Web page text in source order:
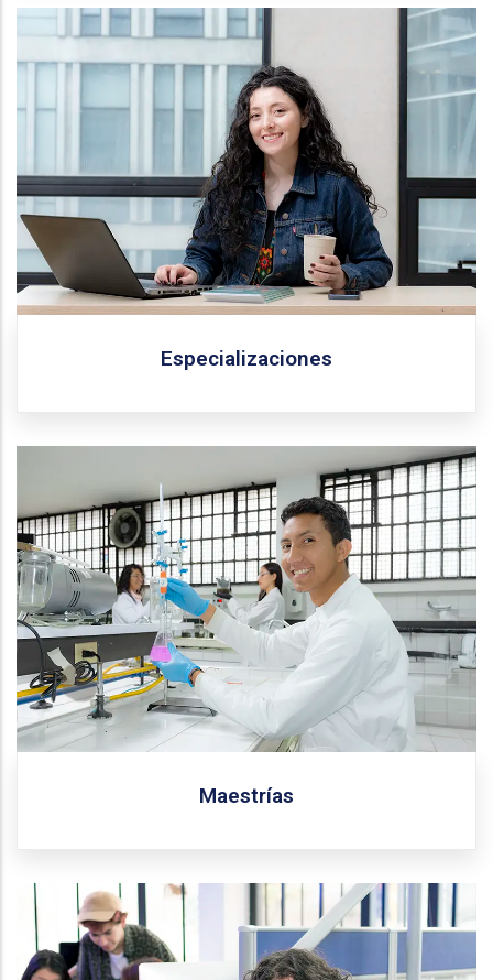
Especializaciones
Conoce todos los programas de especialización que
ofrece la Universidad Central.
Más información
Maestrías
Conoce todos los programas de maestría que ofrece
la Universidad Central.
Más información
Conoce todos los programas de educación continua
que ofrece la Universidad Central.